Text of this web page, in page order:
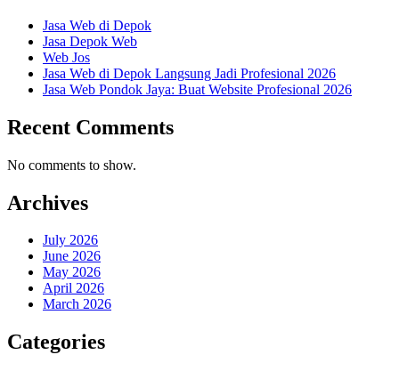
Jasa Web di Depok
Jasa Depok Web
Web Jos
Jasa Web di Depok Langsung Jadi Profesional 2026
Jasa Web Pondok Jaya: Buat Website Profesional 2026
Recent Comments
No comments to show.
Archives
July 2026
June 2026
May 2026
April 2026
March 2026
Categories